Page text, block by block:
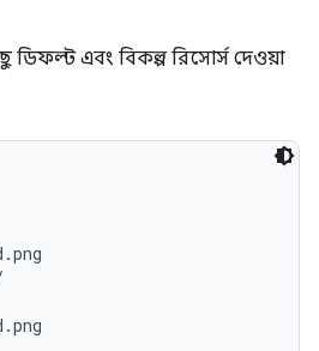
ডিফল্ট এবং বিকল্প রিসোর্স দেওয়া